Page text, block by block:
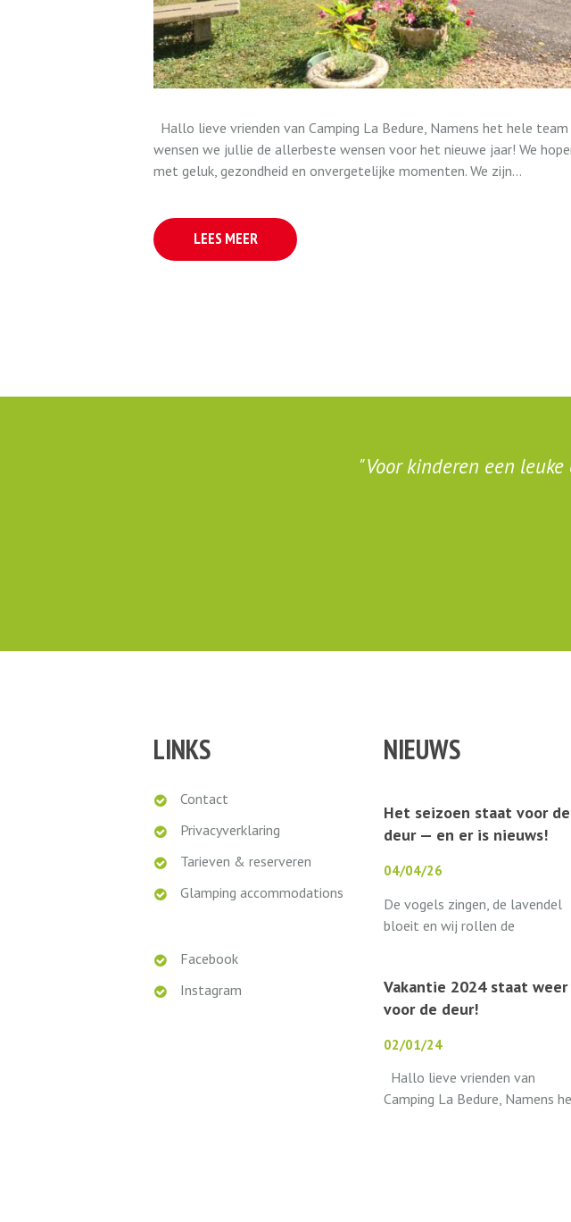
Hallo lieve vrienden van Camping La Bedure, Namens het hele team
wensen we jullie de allerbeste wensen voor het nieuwe jaar! We
met geluk, gezondheid en onvergetelijke momenten. We zijn...
LEES MEER
Voor kinderen een
LINKS
Contact
Privacyverklaring
Tarieven & reserveren
Glamping accommodations
Facebook
Instagram
NIEUWS
Het seizoen staat voor de
deur — en er is nieuws!
04/04/26
De vogels zingen, de lavendel
bloeit en wij rollen de
mei 2026 haar poorten weer
voor...
Vakantie 2024 staat weer
voor de deur!
02/01/24
Hallo lieve vrienden van
Camping La Bedure, Namens